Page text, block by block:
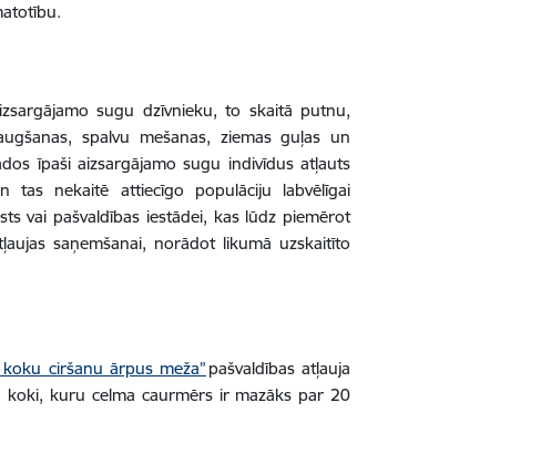
sugu dzīvnieku, to skaitā putnu,
spalvu mešanas, ziemas guļas un
īpaši aizsargājamo sugu indivīdus atļauts
tas nekaitē attiecīgo populāciju labvēlīgai
vai pašvaldības iestādei, kas lūdz piemērot
saņemšanai, norādot likumā uzskaitīto
ciršanu ārpus meža” pašvaldības atļauja
kuru celma caurmērs ir mazāks par 20